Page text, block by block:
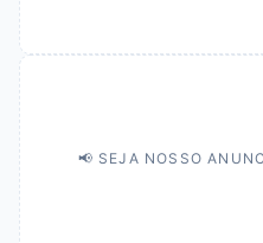
📢 SEJA NOSSO